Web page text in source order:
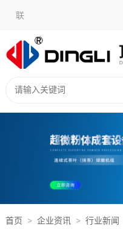
联
系 语言
首页 > 企业资讯 > 行业新闻